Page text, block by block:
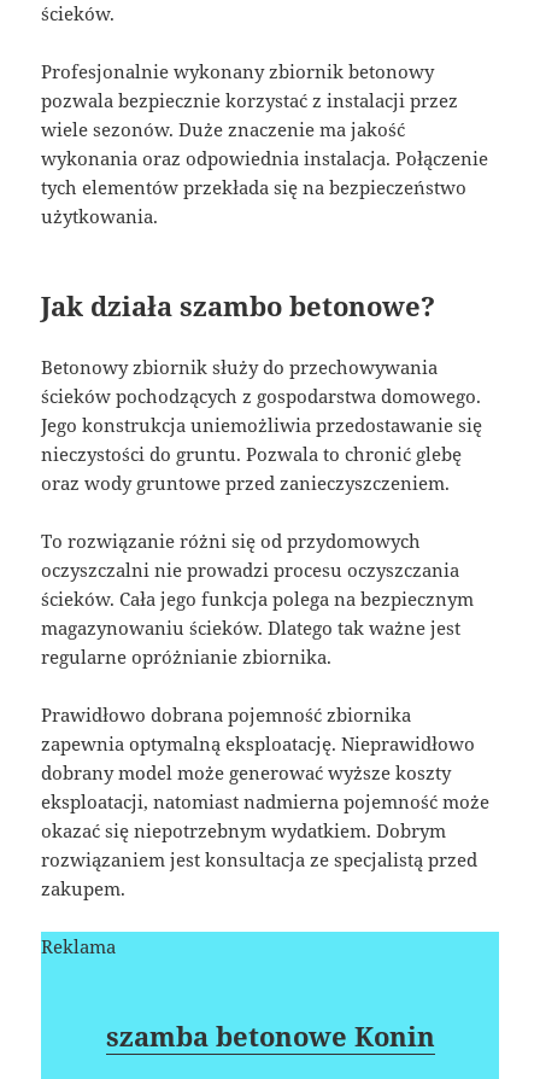
ścieków.
Profesjonalnie wykonany zbiornik betonowy
pozwala bezpiecznie korzystać z instalacji przez
wiele sezonów. Duże znaczenie ma jakość
wykonania oraz odpowiednia instalacja. Połączenie
tych elementów przekłada się na bezpieczeństwo
użytkowania.
Jak działa szambo betonowe?
Betonowy zbiornik służy do przechowywania
ścieków pochodzących z gospodarstwa domowego.
Jego konstrukcja uniemożliwia przedostawanie się
nieczystości do gruntu. Pozwala to chronić glebę
oraz wody gruntowe przed zanieczyszczeniem.
To rozwiązanie różni się od przydomowych
oczyszczalni nie prowadzi procesu oczyszczania
ścieków. Cała jego funkcja polega na bezpiecznym
magazynowaniu ścieków. Dlatego tak ważne jest
regularne opróżnianie zbiornika.
Prawidłowo dobrana pojemność zbiornika
zapewnia optymalną eksploatację. Nieprawidłowo
dobrany model może generować wyższe koszty
eksploatacji, natomiast nadmierna pojemność może
okazać się niepotrzebnym wydatkiem. Dobrym
rozwiązaniem jest konsultacja ze specjalistą przed
zakupem.
Reklama
szamba betonowe Konin